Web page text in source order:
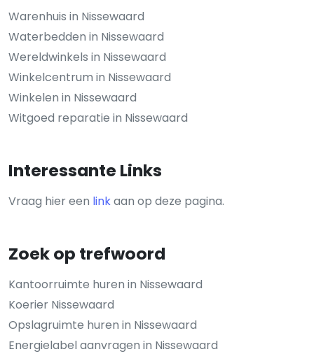
Warenhuis in Nissewaard
Waterbedden in Nissewaard
Wereldwinkels in Nissewaard
Winkelcentrum in Nissewaard
Winkelen in Nissewaard
Witgoed reparatie in Nissewaard
Interessante Links
Vraag hier een linkaan op deze pagina.
Zoek op trefwoord
Kantoorruimte huren in Nissewaard
Koerier Nissewaard
Opslagruimte huren in Nissewaard
Energielabel aanvragen in Nissewaard